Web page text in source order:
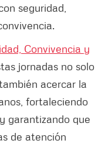
seguridad,
Convivencia y
jornadas no solo
acercar la
fortaleciendo
garantizando que
de atención